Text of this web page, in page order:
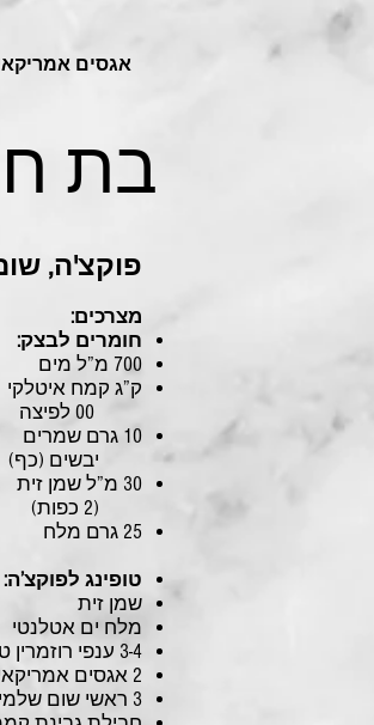
אגסים
פוקצ'ה,
מצרכים:
חומרים לבצק:
700 מ”ל מים
ק”ג קמח איטלקי
10 גרם שמרים
יבשים (כף)
30 מ”ל שמן זית
(2 כפות)
25 גרם מלח
טופינג לפוקצ’ה:
שמן זית
מלח ים אטלנטי
3-4 ענפי רוזמרין טרי
2 אגסים אמריקאים חתוכים לשמיניות(ללא הליבה והגרעינים)
3 ראשי שום שלמים וחצויים עם קליפתם
בת